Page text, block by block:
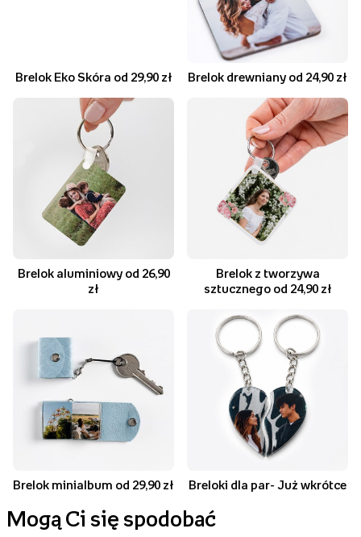
Brelok Eko Skóra od 29,90 zł Brelok drewniany od 24,90 zł
Brelok aluminiowy od 26,90
zł
Brelok z tworzywa
sztucznego od 24,90 zł
Brelok minialbum od 29,90 zł Breloki dla par- Już wkrótce
Mogą Ci się spodobać